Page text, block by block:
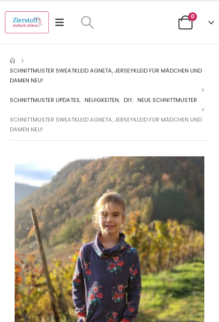
0
SCHNITTMUSTER SWEATKLEID AGNETA, JERSEYKLEID FÜR MÄDCHEN UND
DAMEN NEU!
SCHNITTMUSTER UPDATES, NEUIGKEITEN, DIY, NEUE SCHNITTMUSTER
SCHNITTMUSTER SWEATKLEID AGNETA, JERSEYKLEID FÜR MÄDCHEN UND
DAMEN NEU!